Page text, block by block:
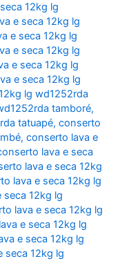
12kg lg
e seca 12kg lg
e seca 12kg lg
e seca 12kg lg
e seca 12kg lg
e seca 12kg lg
lg wd1252rda
tamboré,
tatuapé,conserto
,conserto lava e
lava e seca
lava e seca 12kg
lava e seca 12kg lg
seca 12kg lg
lava e seca 12kg lg
e seca 12kg lg
e seca 12kg lg
seca 12kg lg